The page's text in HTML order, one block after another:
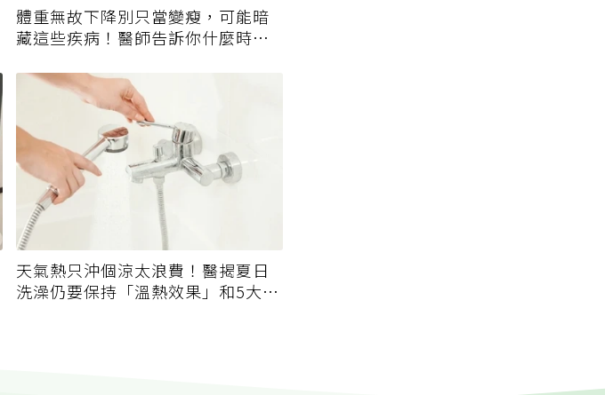
體重無故下降別只當變瘦，可能暗
藏這些疾病！醫師告訴你什麼時候
天氣熱只沖個涼太浪費！醫揭夏日
洗澡仍要保持「溫熱效果」和5大錯